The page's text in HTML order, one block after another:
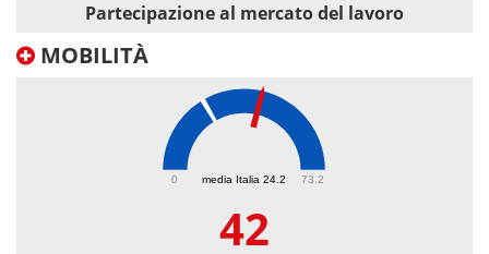
Partecipazione al mercato del lavoro
MOBILITÀ
media Italia 24.2
0 73.2
42